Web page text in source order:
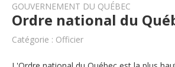
GOUVERNEMENT DU QUÉBEC
Ordre national du
Catégorie : Officier